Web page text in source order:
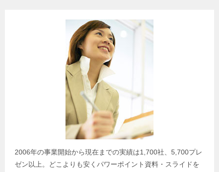
2006年の事業開始から現在までの実績は1,700社、5,700プレ
ゼン以上。どこよりも安くパワーポイント資料・スライドを